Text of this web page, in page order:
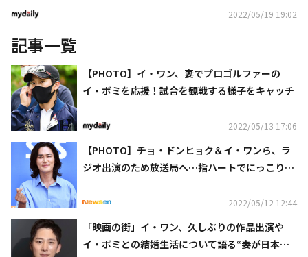
2022/05/19 19:02
記事一覧
【PHOTO】イ・ワン、妻でプロゴルファーの
イ・ボミを応援！試合を観戦する様子をキャッチ
2022/05/13 17:06
【PHOTO】チョ・ドンヒョク＆イ・ワンら、ラ
ジオ出演のため放送局へ…指ハートでにっこり笑
2022/05/12 12:44
「映画の街」イ・ワン、久しぶりの作品出演や
イ・ボミとの結婚生活について語る“妻が日本に